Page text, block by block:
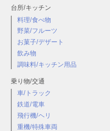
台所/キッチン
料理/食べ物
野菜/フルーツ
お菓子/デザート
飲み物
調味料/キッチン用品
乗り物/交通
車/トラック
鉄道/電車
飛行機/ヘリ
重機/特殊車両